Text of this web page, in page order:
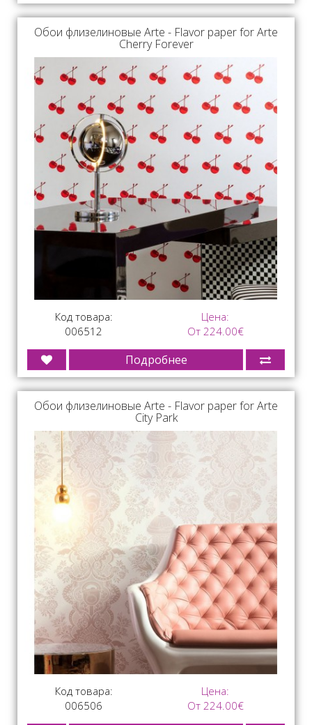
Обои флизелиновые Arte - Flavor paper for Arte
Cherry Forever
Код товара:
006512
Цена:
От 224.00€
Подробнее
Обои флизелиновые Arte - Flavor paper for Arte
City Park
Код товара:
006506
Цена:
От 224.00€